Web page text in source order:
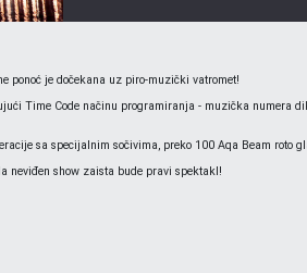
ponoć je dočekana uz piro-muzički vatromet!
Time Code načinu programiranja - muzička numera
sa specijalnim sočivima, preko 100 Aqa Beam roto
neviđen show zaista bude pravi spektakl!